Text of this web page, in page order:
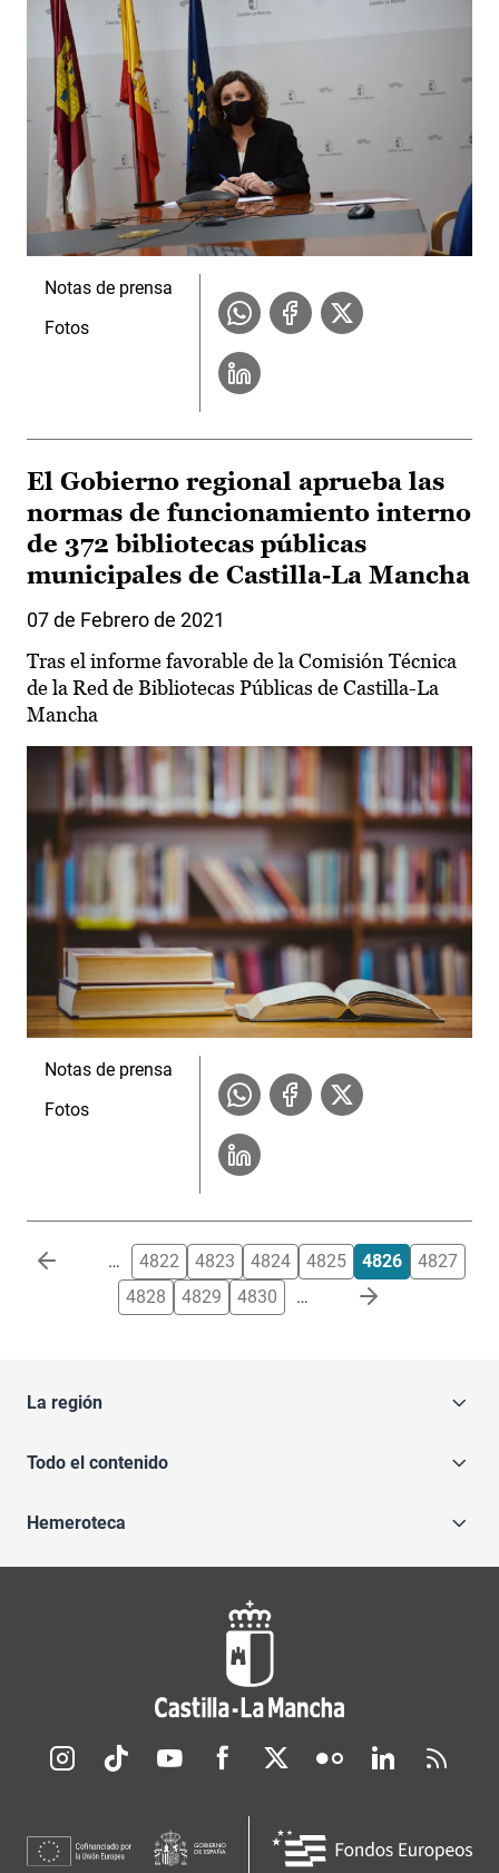
Notas de prensa
Fotos
El Gobierno regional aprueba las
normas de funcionamiento interno
de 372 bibliotecas públicas
municipales de Castilla-La Mancha
07 de Febrero de 2021
Tras el informe favorable de la Comisión Técnica
de la Red de Bibliotecas Públicas de Castilla-La
Mancha
Notas de prensa
Fotos
Paginación … 4822 4823 4824 4825 4826
4827
4828
4829 4830 …
La región
Todo el contenido
Hemeroteca
Redes sociales JCCM